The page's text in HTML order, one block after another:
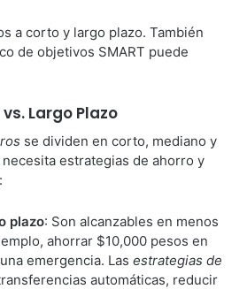
a corto y largo plazo. También
de objetivos SMART puede
Largo Plazo
se dividen en corto, mediano y
estrategias de ahorro y
plazo: Son alcanzables en menos
ahorrar $10,000 pesos en
emergencia. Las estrategias de
automáticas, reducir